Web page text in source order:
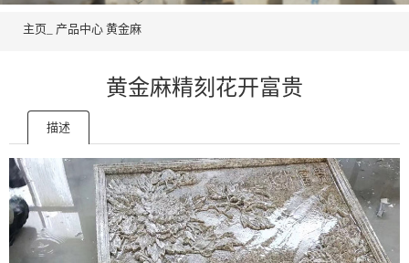
主页_ 产品中心 黄金麻
黄金麻精刻花开富贵
描述